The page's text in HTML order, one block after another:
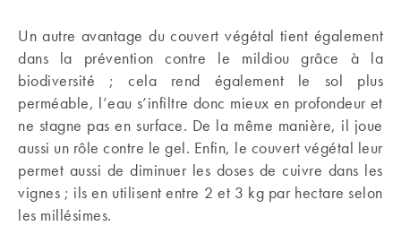
Un autre avantage du couvert végétal tient également
dans la prévention contre le mildiou grâce à la
biodiversité ; cela rend également le sol plus
perméable, l’eau s’infiltre donc mieux en profondeur et
ne stagne pas en surface. De la même manière, il joue
aussi un rôle contre le gel. Enfin, le couvert végétal leur
permet aussi de diminuer les doses de cuivre dans les
vignes ; ils en utilisent entre 2 et 3 kg par hectare selon
les millésimes.